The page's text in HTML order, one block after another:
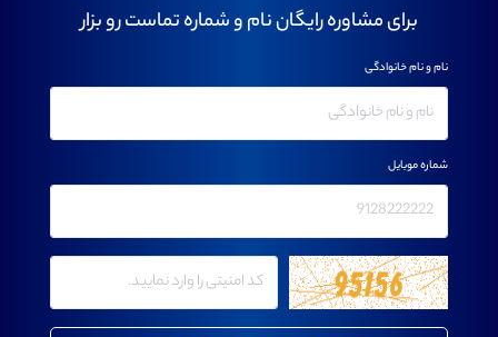
برای مشاوره رایگان نام و شماره تماست رو بزار
نام و نام خانوادگی
شماره موبایل